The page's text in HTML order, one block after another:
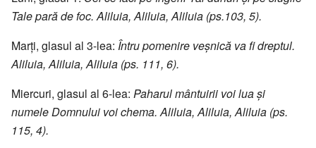
Tale pară de foc. Aliluia, Aliluia, Aliluia (ps.103, 5).
Marţi, glasul al 3-lea: Întru pomenire veşnică va fi dreptul.
Aliluia, Aliluia, Aliluia (ps. 111, 6).
Miercuri, glasul al 6-lea: Paharul mântuirii voi lua şi
numele Domnului voi chema. Aliluia, Aliluia, Aliluia (ps.
115, 4).